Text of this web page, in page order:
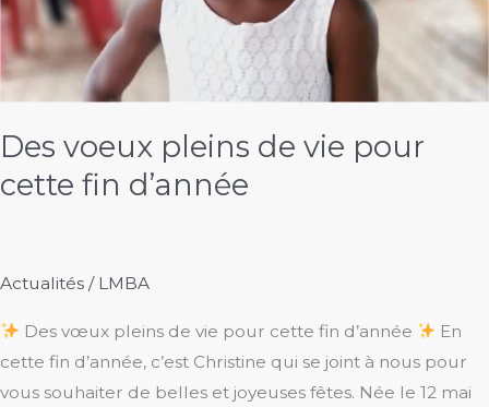
Des voeux pleins de vie pour
cette fin d’année
Actualités / LMBA
Des vœux pleins de vie pour cette fin d’année
En
cette fin d’année, c’est Christine qui se joint à nous pour
vous souhaiter de belles et joyeuses fêtes. Née le 12 mai